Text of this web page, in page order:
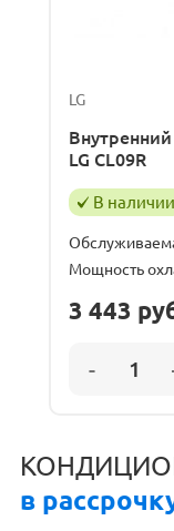
LG
LG CL09R
В наличии
Мощность
3 443
в